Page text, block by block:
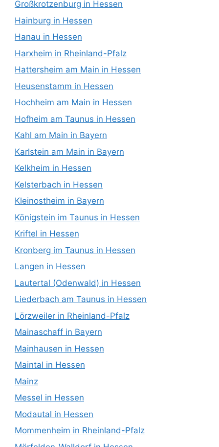
Großkrotzenburg in Hessen
Hainburg in Hessen
Hanau in Hessen
Harxheim in Rheinland-Pfalz
Hattersheim am Main in Hessen
Heusenstamm in Hessen
Hochheim am Main in Hessen
Hofheim am Taunus in Hessen
Kahl am Main in Bayern
Karlstein am Main in Bayern
Kelkheim in Hessen
Kelsterbach in Hessen
Kleinostheim in Bayern
Königstein im Taunus in Hessen
Kriftel in Hessen
Kronberg im Taunus in Hessen
Langen in Hessen
Lautertal (Odenwald) in Hessen
Liederbach am Taunus in Hessen
Lörzweiler in Rheinland-Pfalz
Mainaschaff in Bayern
Mainhausen in Hessen
Maintal in Hessen
Mainz
Messel in Hessen
Modautal in Hessen
Mommenheim in Rheinland-Pfalz